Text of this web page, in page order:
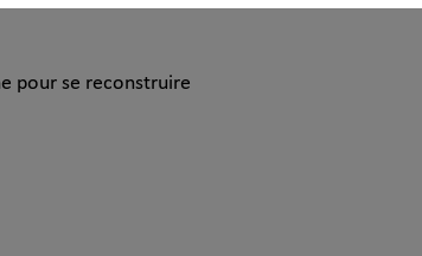
pour se reconstruire